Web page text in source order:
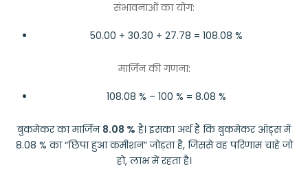
संभावनाओं का योग:
50.00 + 30.30 + 27.78 = 108.08 %
मार्जिन की गणना:
108.08 % – 100 % = 8.08 %
बुकमेकर का मार्जिन 8.08 % है। इसका अर्थ है कि बुकमेकर ऑड्स में
8.08 % का “छिपा हुआ कमीशन” जोड़ता है, जिससे वह परिणाम चाहे जो
हो, लाभ में रहता है।